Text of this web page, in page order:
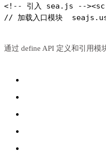
<!-- 引入 sea.js -->
// 加载入口模块
通过 define API 定义和引用模